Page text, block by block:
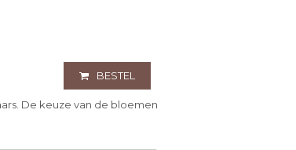
BESTEL
De keuze van de bloemen